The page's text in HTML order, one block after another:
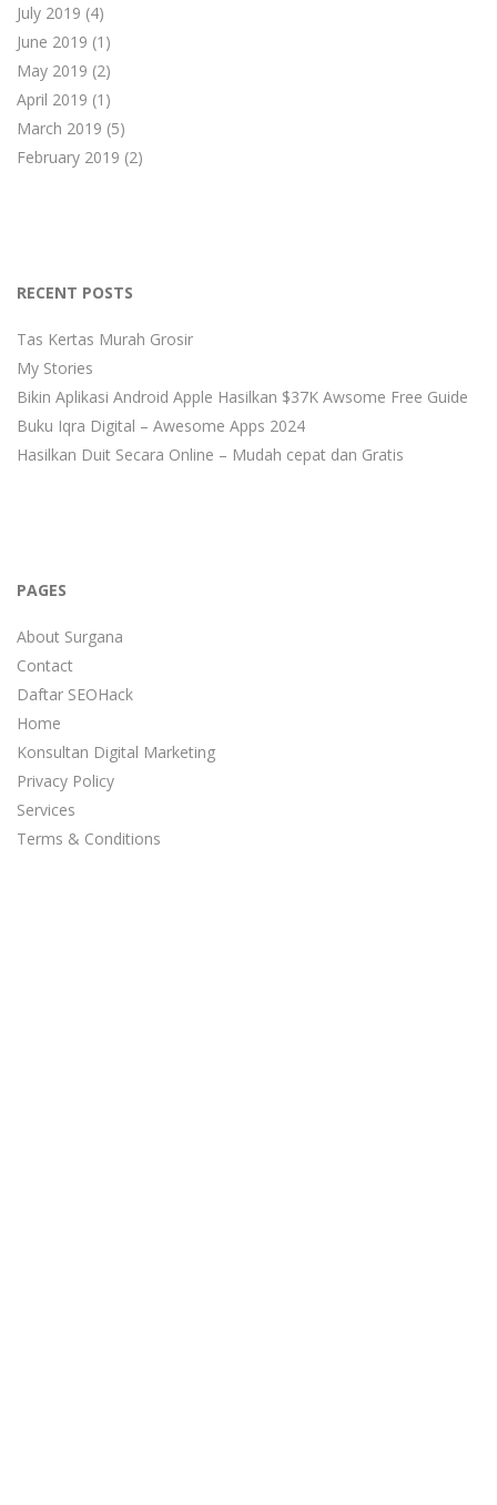
July 2019 (4)
June 2019 (1)
May 2019 (2)
April 2019 (1)
March 2019 (5)
February 2019 (2)
RECENT POSTS
Tas Kertas Murah Grosir
My Stories
Bikin Aplikasi Android Apple Hasilkan $37K Awsome Free Guide
Buku Iqra Digital – Awesome Apps 2024
Hasilkan Duit Secara Online – Mudah cepat dan Gratis
PAGES
About Surgana
Contact
Daftar SEOHack
Home
Konsultan Digital Marketing
Privacy Policy
Services
Terms & Conditions